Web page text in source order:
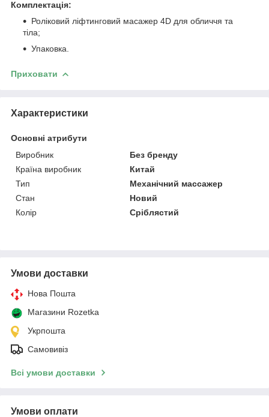
Комплектація:
Роліковий ліфтинговий масажер 4D для обличчя та
тіла;
Упаковка.
Приховати
Характеристики
Основні атрибути
Виробник
Без бренду
Країна виробник
Китай
Тип
Механічний массажер
Стан
Новий
Колір
Сріблястий
Умови доставки
Нова Пошта
Магазини Rozetka
Укрпошта
Самовивіз
Всі умови доставки
Умови оплати